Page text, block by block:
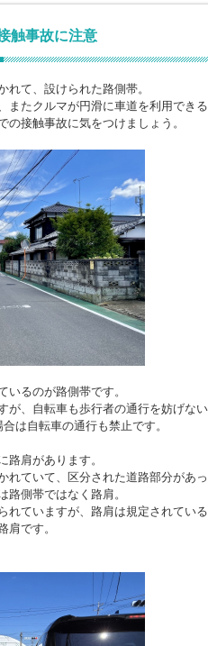
触事故に注意
れて、設けられた路側帯。
またクルマが円滑に車道を利用でき
の接触事故に気をつけましょう。
いるのが路側帯です。
が、自転車も歩行者の通行を妨げな
は自転車の通行も禁止です。
路肩があります。
れていて、区分された道路部分があ
路側帯ではなく路肩。
れていますが、路肩は規定されてい
肩です。